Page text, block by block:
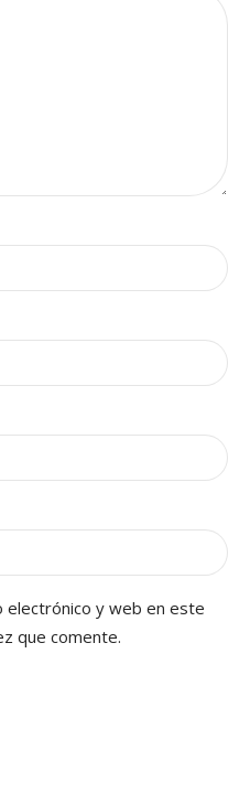
electrónico y web en este
que comente.